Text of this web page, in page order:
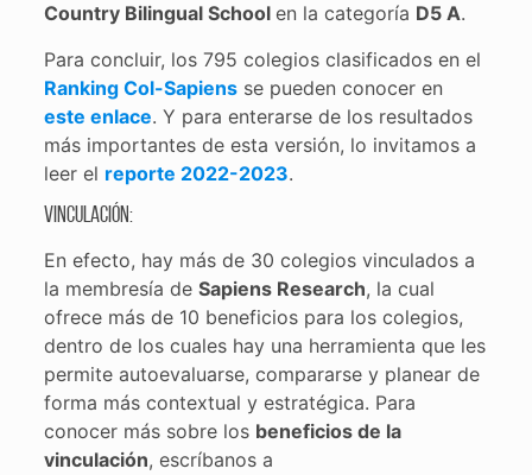
Country Bilingual School en la categoría D5 A.
Para concluir, los 795 colegios clasificados en el
Ranking Col-Sapiensse pueden conocer en
este enlace. Y para enterarse de los resultados
más importantes de esta versión, lo invitamos a
leer el reporte 2022-2023.
Vinculación:
En efecto, hay más de 30 colegios vinculados a
la membresía de Sapiens Research, la cual
ofrece más de 10 beneficios para los colegios,
dentro de los cuales hay una herramienta que les
permite autoevaluarse, compararse y planear de
forma más contextual y estratégica. Para
conocer más sobre los beneficios de la
vinculación, escríbanos a